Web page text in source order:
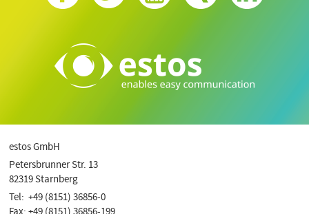
estos GmbH
Petersbrunner Str. 13
82319 Starnberg
Tel: +49 (8151) 36856-0